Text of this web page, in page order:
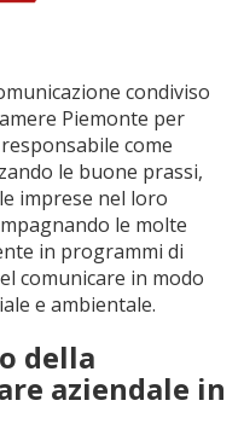
condiviso
Piemonte per
come
le buone prassi,
imprese nel loro
le molte
in programmi di
comunicare in modo
e ambientale.
della
aziendale in